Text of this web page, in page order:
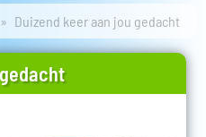
Duizend keer aan jou gedacht